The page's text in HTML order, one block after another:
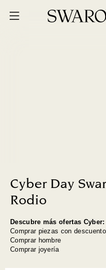
Cyber Day
Rodio
Descubre más ofertas Cyber:
Comprar piezas con
Comprar hombre
Comprar joyería
Ordenar por
Fecha de lanzamiento
Mejor descuento